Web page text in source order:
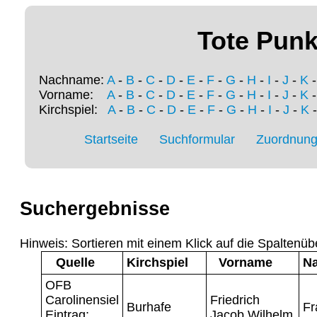
Tote
Nachname: A- B - C - D - E - F - G - H - I - J - K
Vorname: A- B - C - D - E - F - G - H - I - J - K
Kirchspiel: A- B - C - D- E- F- G - H - I - J - K
Startseite Suchformular
Suchergebnisse
Hinweis: Sortieren mit einem Klick auf die
Quelle
Kirchspiel Vorname
OFB
Carolinensiel
Burhafe
Friedrich